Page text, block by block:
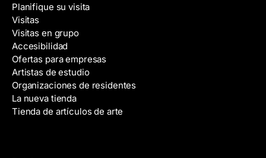
c
i
ó
n
d
e
c
o
r
Planifique su visita
Visitas
Visitas en grupo
Accesibilidad
Ofertas para empresas
Artistas de estudio
Organizaciones de residentes
La nueva tienda
Tienda de artículos de arte